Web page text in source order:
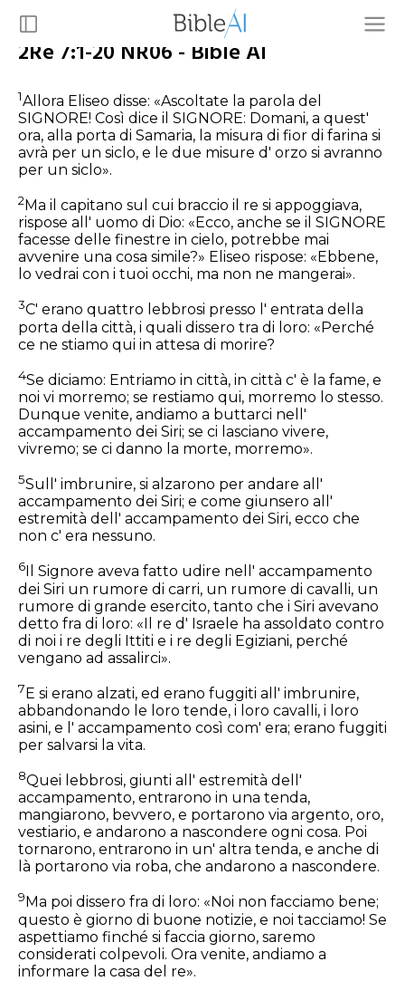
2Re 7:1-20 NR06 - Bible AI
1Allora Eliseo disse: «Ascoltate la parola del
SIGNORE! Così dice il SIGNORE: Domani, a quest'
ora, alla porta di Samaria, la misura di fior di farina si
avrà per un siclo, e le due misure d' orzo si avranno
per un siclo».
2 Ma il capitano sul cui braccio il re si appoggiava,
rispose all' uomo di Dio: «Ecco, anche se il SIGNORE
facesse delle finestre in cielo, potrebbe mai
avvenire una cosa simile?» Eliseo rispose: «Ebbene,
lo vedrai con i tuoi occhi, ma non ne mangerai».
3C' erano quattro lebbrosi presso l' entrata della
porta della città, i quali dissero tra di loro: «Perché
ce ne stiamo qui in attesa di morire?
4Se diciamo: Entriamo in città, in città c' è la fame, e
noi vi morremo; se restiamo qui, morremo lo stesso.
Dunque venite, andiamo a buttarci nell'
accampamento dei Siri; se ci lasciano vivere,
vivremo; se ci danno la morte, morremo».
5Sull' imbrunire, si alzarono per andare all'
accampamento dei Siri; e come giunsero all'
estremità dell' accampamento dei Siri, ecco che
non c' era nessuno.
6 Il Signore aveva fatto udire nell' accampamento
dei Siri un rumore di carri, un rumore di cavalli, un
rumore di grande esercito, tanto che i Siri avevano
detto fra di loro: «Il re d' Israele ha assoldato contro
di noi i re degli Ittiti e i re degli Egiziani, perché
vengano ad assalirci».
7E si erano alzati, ed erano fuggiti all' imbrunire,
abbandonando le loro tende, i loro cavalli, i loro
asini, e l' accampamento così com' era; erano fuggiti
per salvarsi la vita.
8Quei lebbrosi, giunti all' estremità dell'
accampamento, entrarono in una tenda,
mangiarono, bevvero, e portarono via argento, oro,
vestiario, e andarono a nascondere ogni cosa. Poi
tornarono, entrarono in un' altra tenda, e anche di
là portarono via roba, che andarono a nascondere.
9 Ma poi dissero fra di loro: «Noi non facciamo bene;
questo è giorno di buone notizie, e noi tacciamo! Se
aspettiamo finché si faccia giorno, saremo
considerati colpevoli. Ora venite, andiamo a
informare la casa del re».